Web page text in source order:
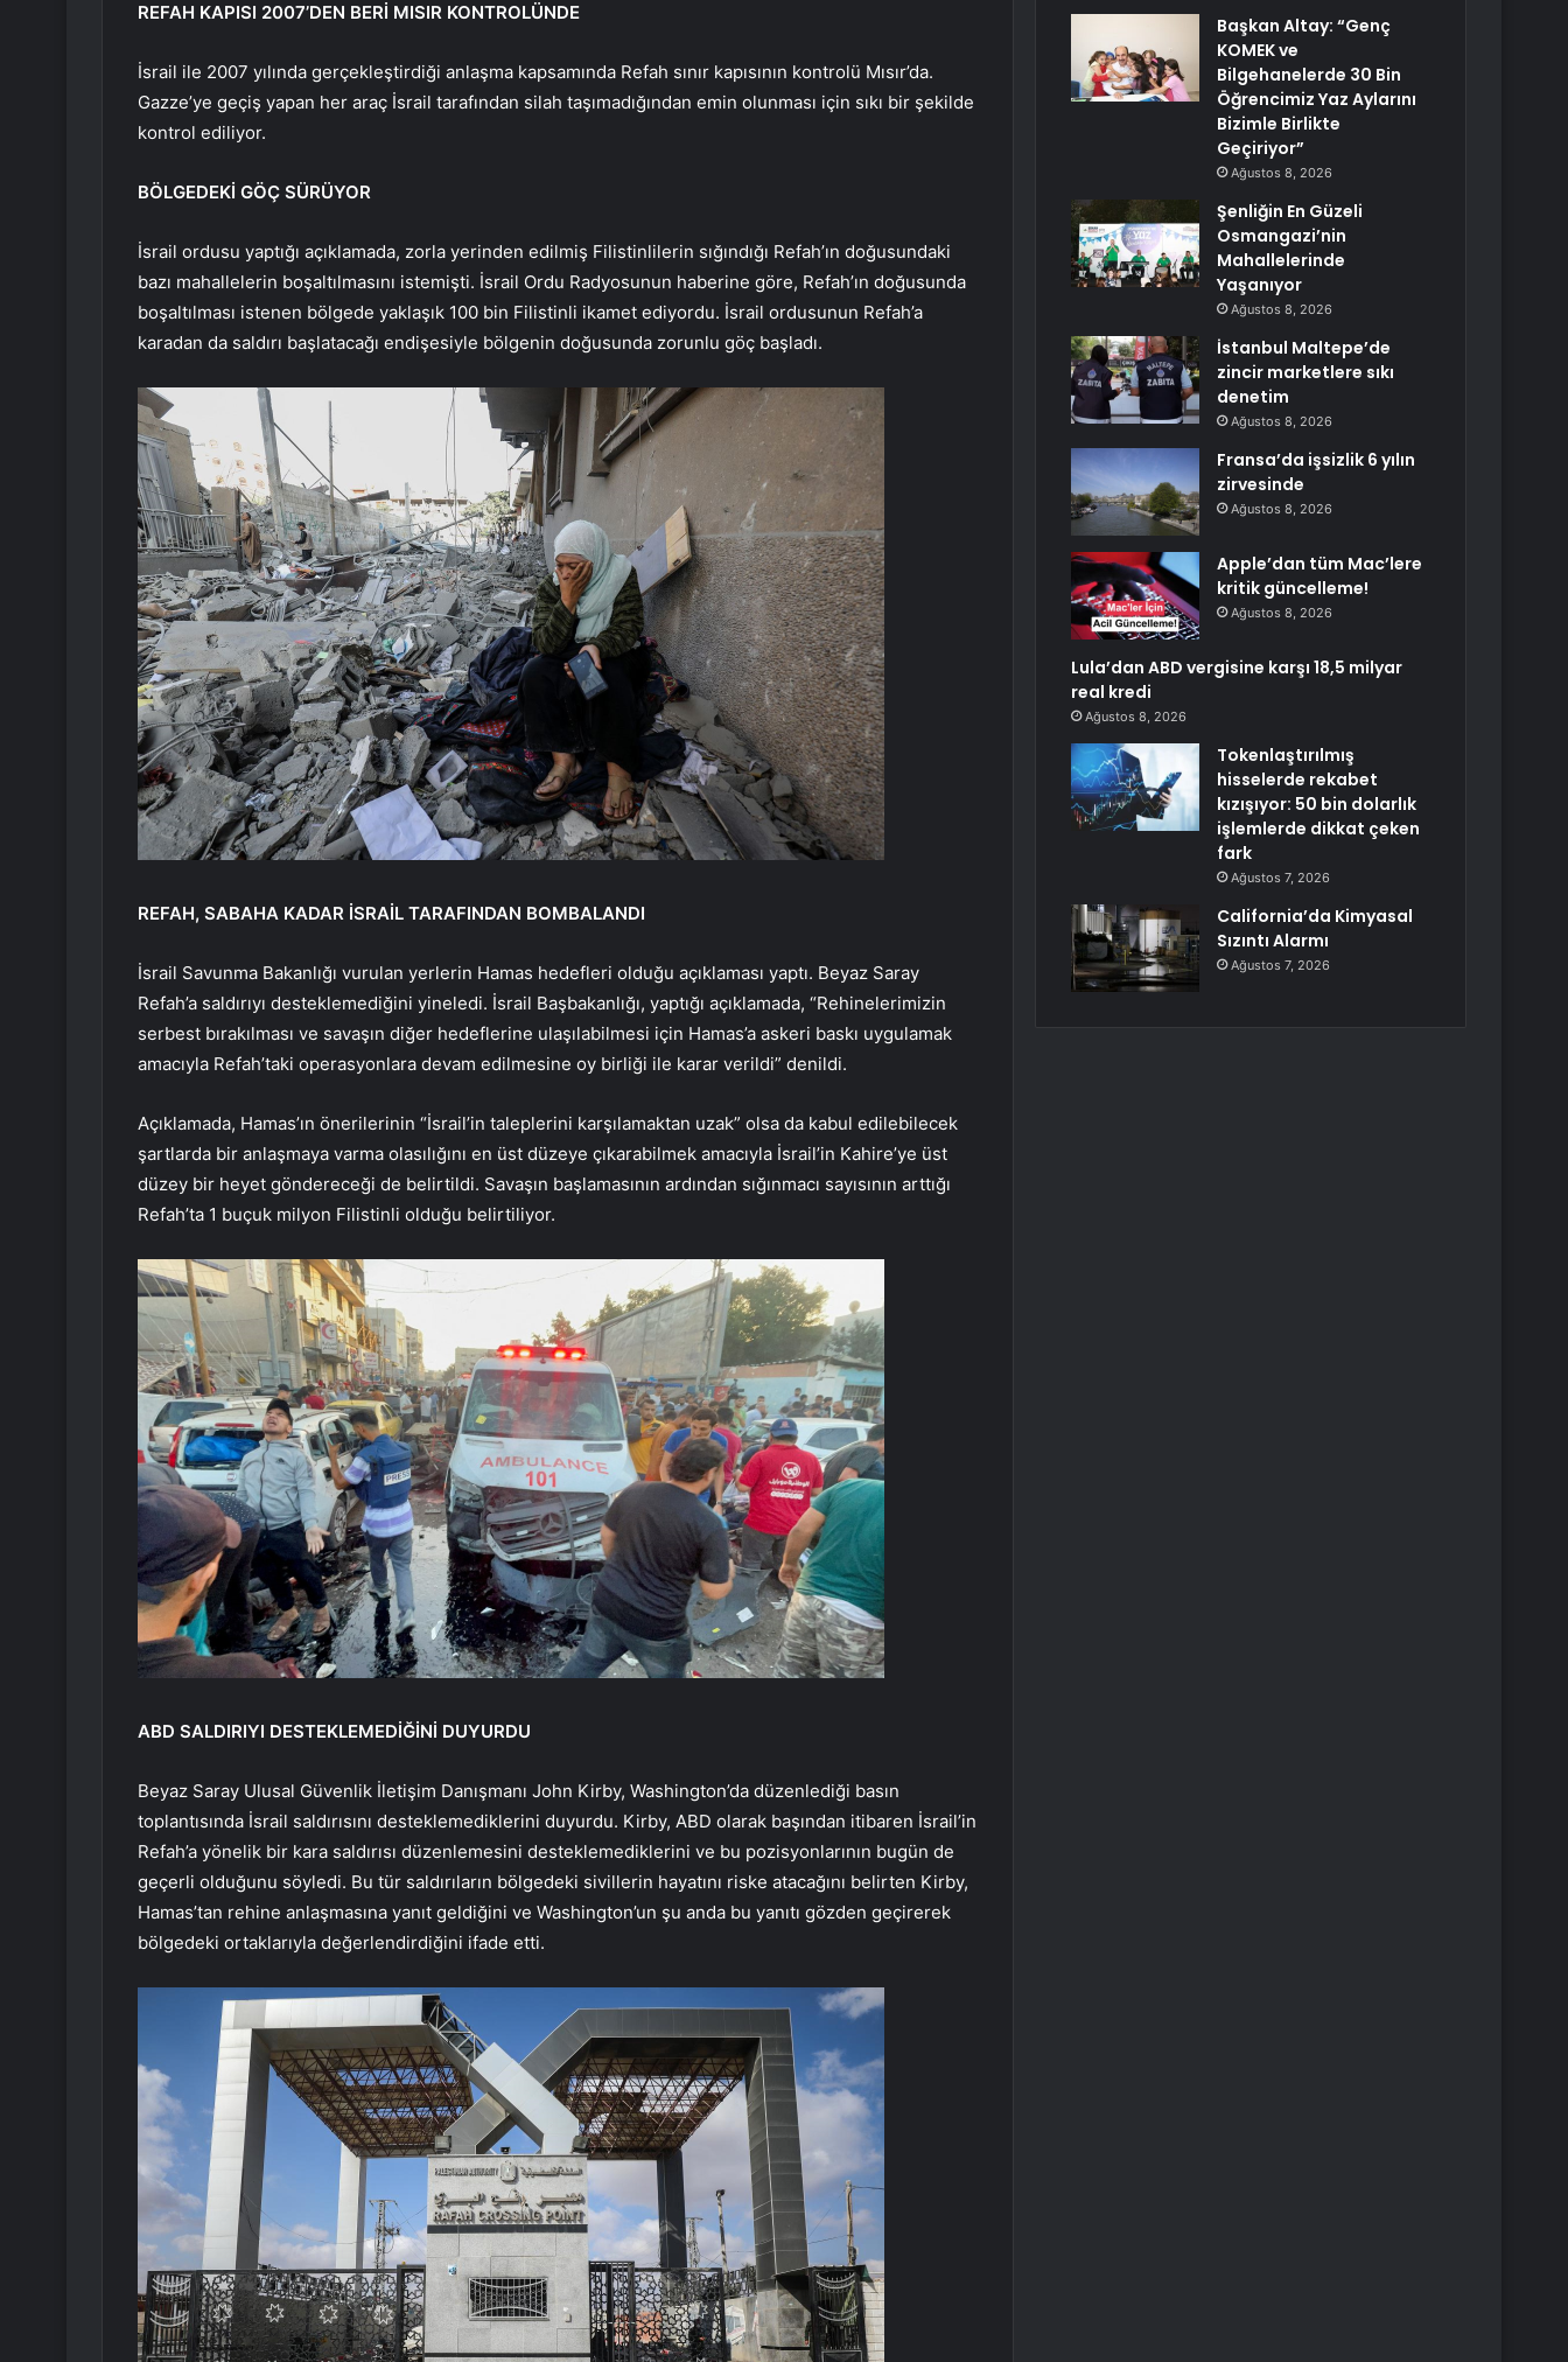
REFAH KAPISI 2007’DEN BERİ MISIR KONTROLÜNDE
İsrail ile 2007 yılında gerçekleştirdiği anlaşma kapsamında Refah sınır kapısının kontrolü Mısır’da.
Gazze’ye geçiş yapan her araç İsrail tarafından silah taşımadığından emin olunması için sıkı bir şekilde
kontrol ediliyor.
BÖLGEDEKİ GÖÇ SÜRÜYOR
İsrail ordusu yaptığı açıklamada, zorla yerinden edilmiş Filistinlilerin sığındığı Refah’ın doğusundaki
bazı mahallelerin boşaltılmasını istemişti. İsrail Ordu Radyosunun haberine göre, Refah’ın doğusunda
boşaltılması istenen bölgede yaklaşık 100 bin Filistinli ikamet ediyordu. İsrail ordusunun Refah’a
karadan da saldırı başlatacağı endişesiyle bölgenin doğusunda zorunlu göç başladı.
REFAH, SABAHA KADAR İSRAİL TARAFINDAN BOMBALANDI
İsrail Savunma Bakanlığı vurulan yerlerin Hamas hedefleri olduğu açıklaması yaptı. Beyaz Saray
Refah’a saldırıyı desteklemediğini yineledi. İsrail Başbakanlığı, yaptığı açıklamada, “Rehinelerimizin
serbest bırakılması ve savaşın diğer hedeflerine ulaşılabilmesi için Hamas’a askeri baskı uygulamak
amacıyla Refah’taki operasyonlara devam edilmesine oy birliği ile karar verildi” denildi.
Açıklamada, Hamas’ın önerilerinin “İsrail’in taleplerini karşılamaktan uzak” olsa da kabul edilebilecek
şartlarda bir anlaşmaya varma olasılığını en üst düzeye çıkarabilmek amacıyla İsrail’in Kahire’ye üst
düzey bir heyet göndereceği de belirtildi. Savaşın başlamasının ardından sığınmacı sayısının arttığı
Refah’ta 1 buçuk milyon Filistinli olduğu belirtiliyor.
ABD SALDIRIYI DESTEKLEMEDİĞİNİ DUYURDU
Beyaz Saray Ulusal Güvenlik İletişim Danışmanı John Kirby, Washington’da düzenlediği basın
toplantısında İsrail saldırısını desteklemediklerini duyurdu. Kirby, ABD olarak başından itibaren İsrail’in
Refah’a yönelik bir kara saldırısı düzenlemesini desteklemediklerini ve bu pozisyonlarının bugün de
geçerli olduğunu söyledi. Bu tür saldırıların bölgedeki sivillerin hayatını riske atacağını belirten Kirby,
Hamas’tan rehine anlaşmasına yanıt geldiğini ve Washington’un şu anda bu yanıtı gözden geçirerek
bölgedeki ortaklarıyla değerlendirdiğini ifade etti.
Başkan Altay: “Genç
KOMEK ve
Bilgehanelerde 30 Bin
Öğrencimiz Yaz Aylarını
Bizimle Birlikte
Geçiriyor”
Ağustos 8, 2026
Şenliğin En Güzeli
Osmangazi’nin
Mahallelerinde
Yaşanıyor
Ağustos 8, 2026
İstanbul Maltepe’de
zincir marketlere sıkı
denetim
Ağustos 8, 2026
Fransa’da işsizlik 6 yılın
zirvesinde
Ağustos 8, 2026
Apple’dan tüm Mac’lere
kritik güncelleme!
Ağustos 8, 2026
Lula’dan ABD vergisine karşı 18,5 milyar
real kredi
Ağustos 8, 2026
Tokenlaştırılmış
hisselerde rekabet
kızışıyor: 50 bin dolarlık
işlemlerde dikkat çeken
fark
Ağustos 7, 2026
California’da Kimyasal
Sızıntı Alarmı
Ağustos 7, 2026